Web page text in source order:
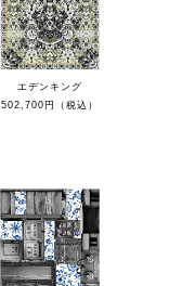
エデンキング
502,700円（税込）